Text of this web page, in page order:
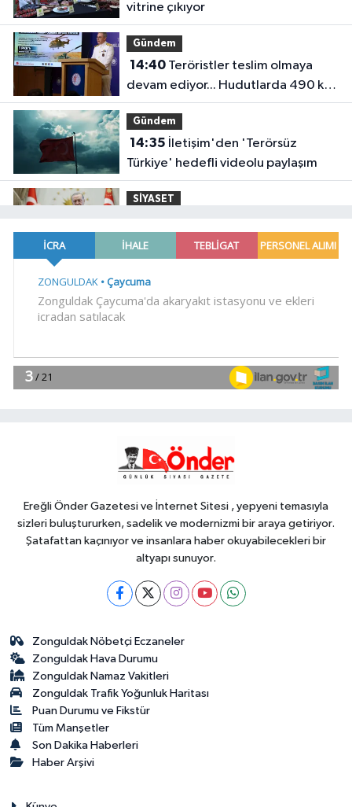
vitrine çıkıyor
Gündem
14:40Teröristler teslim olmaya
devam ediyor... Hudutlarda 490 kişi
yakalandı
Gündem
14:35
Türkiye' hedefli videolu paylaşım
SİYASET
Bahçeli'yi Külliye'de kabul etti
14:26İzmit Belediyesi'nde iki yeni
14:18
yangın sonrası seferberlik
Ereğli Önder Gazetesi ve İnternet Sitesi , yepyeni temasıyla
sizleri buluştururken, sadelik ve modernizmi bir araya getiriyor.
Şatafattan kaçınıyor ve insanlara haber okuyabilecekleri bir
altyapı sunuyor.
Zonguldak Nöbetçi Eczaneler
Zonguldak Hava Durumu
Zonguldak Namaz Vakitleri
Zonguldak Trafik Yoğunluk Haritası
Puan Durumu ve Fikstür
Tüm Manşetler
Son Dakika Haberleri
Haber Arşivi